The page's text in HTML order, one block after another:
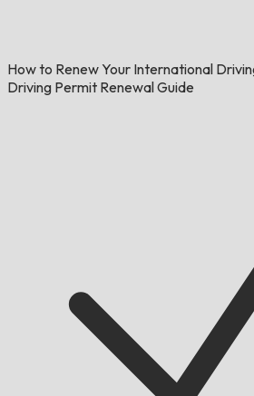
How to Renew Your International
Driving Permit Renewal Guide